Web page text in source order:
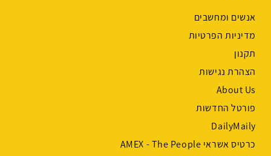
אנשים ומחשבים
מדיניות הפרטיות
תקנון
הצהרת נגישות
About Us
פורטל החדשות
DailyMaily
כרטיס אשראי AMEX - The People